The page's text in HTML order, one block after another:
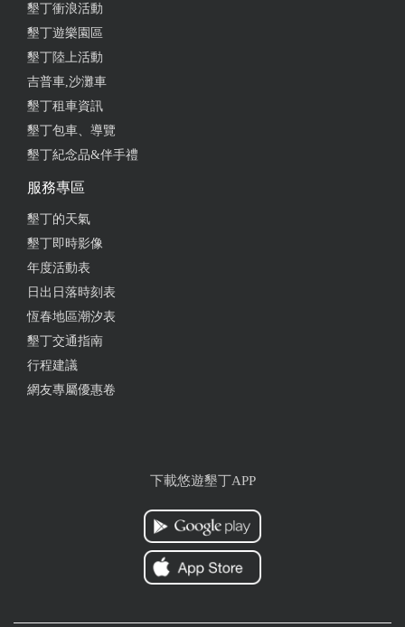
我已經是第二次回訪了，就是之前覺得餐點不錯，後
來也帶家人一起來。東西好吃，但是專業度要加強。
有一些人對堅果芝麻類會過敏，希望餐飲服務業需要
知道。 所以我們點餐前就已經向服務人員確認餐點沒
有芝麻，服務人員也很確定的跟我們回覆說我們點的
餐點沒有芝麻。 結果上餐之後發現只要是捲餅類，裡
面都有放白芝麻，請服務人員來查看，還是一直堅稱
小心芝麻，這種常見食材也不可能會認錯。 請不要把
別人的過敏原當作是耳邊風，過敏可大可小。
來恆春一年多一直對這家位在秋香、伯虎隔壁的樺府
很感興趣，招牌火龍果捲餅果然清爽好吃，丸子湯與
肉羹湯味道也很不錯，吃過還會想再來逐一嚐一嚐其
2025-06-23 22:56:51
我好愛火龍果捲餅跟涼麵
墾丁衝浪活動
墾丁遊樂園區
墾丁陸上活動
吉普車,沙灘車
墾丁租車資訊
墾丁包車、導覽
墾丁紀念品&伴手禮
服務專區
墾丁的天氣
墾丁即時影像
年度活動表
日出日落時刻表
恆春地區潮汐表
墾丁交通指南
行程建議
網友專屬優惠卷
下載悠遊墾丁APP